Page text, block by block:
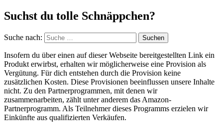
Suchst du tolle Schnäppchen?
Suche nach: Suchen
Insofern du über einen auf dieser Webseite bereitgestellten Link ein
Produkt erwirbst, erhalten wir möglicherweise eine Provision als
Vergütung. Für dich entstehen durch die Provision keine
zusätzlichen Kosten. Diese Provisionen beeinflussen unsere Inhalte
nicht. Zu den Partnerprogrammen, mit denen wir
zusammenarbeiten, zählt unter anderem das Amazon-
Partnerprogramm. Als Teilnehmer dieses Programms erzielen wir
Einkünfte aus qualifizierten Verkäufen.